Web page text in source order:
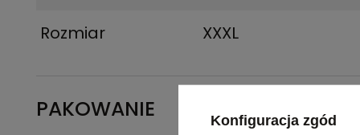
Rozmiar XXXL
PAKOWANIE Konfiguracja zgód